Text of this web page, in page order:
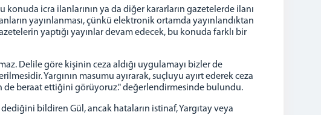
icra ilanlarının ya da diğer kararların gazetelerde ilanı
yayınlanması, çünkü elektronik ortamda yayınlandıktan
yaptığı yayınlar devam edecek, bu konuda farklı bir
Delile göre kişinin ceza aldığı uygulamayı bizler de
Yargının masumu ayırarak, suçluyu ayırt ederek ceza
beraat ettiğini görüyoruz." değerlendirmesinde bulundu.
bildiren Gül, ancak hataların istinaf, Yargıtay veya